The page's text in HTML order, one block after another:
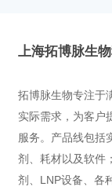
上海拓博脉生
拓博脉生物专注于
实际需求，为客户
服务。产品线包括
剂、耗材以及软件
剂、LNP设备、各